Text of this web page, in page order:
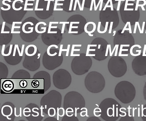
SCELTE IN
LEGGETE QUI,
UNO, CHE E'
Quest'opera è